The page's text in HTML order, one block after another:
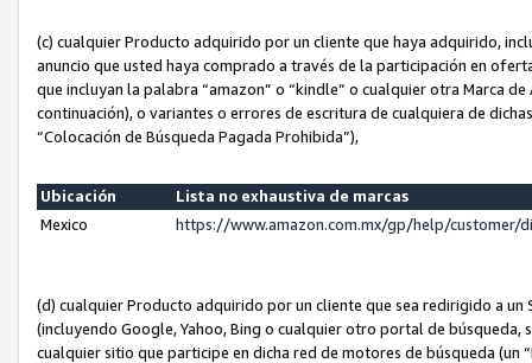
(c) cualquier Producto adquirido por un cliente que haya adquirido,
anuncio que usted haya comprado a través de la participación en
que incluyan la palabra “amazon” o “kindle” o cualquier otra Marca
continuación), o variantes o errores de escritura de cualquiera de
“Colocación de Búsqueda Pagada Prohibida”),
Ubicación
Lista no exhaustiva de marcas
Mexico
https://www.amazon.com.mx/gp/help/customer/
(d) cualquier Producto adquirido por un cliente que sea redirigido a
(incluyendo Google, Yahoo, Bing o cualquier otro portal de
cualquier sitio que participe en dicha red de motores de búsqueda (un